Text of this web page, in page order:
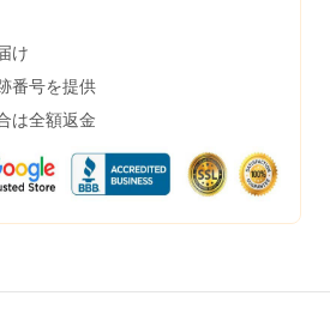
け
番号を提供
は全額返金